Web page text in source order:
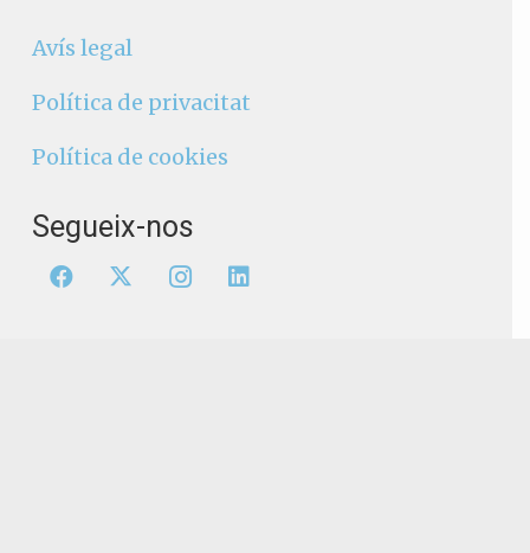
Avís legal
Política de privacitat
Política de cookies
Segueix-nos